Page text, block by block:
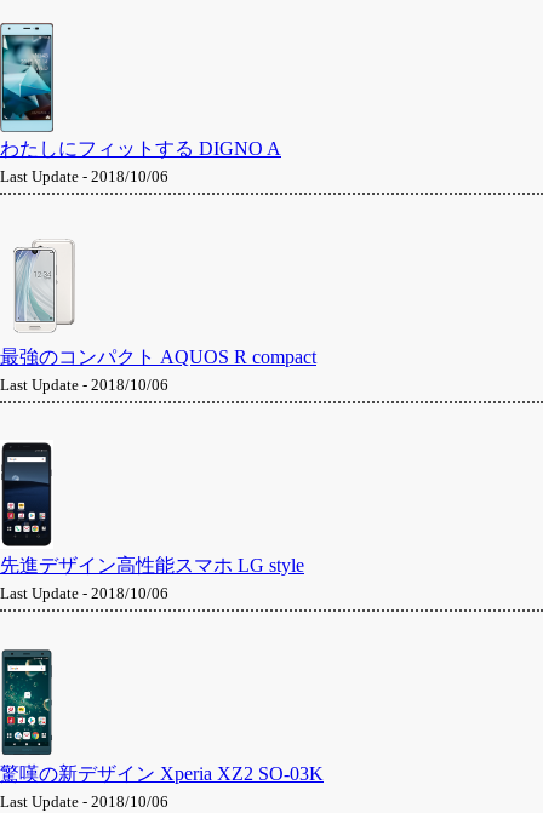
わたしにフィットする DIGNO A
Last Update - 2018/10/06
最強のコンパクト AQUOS R compact
Last Update - 2018/10/06
先進デザイン高性能スマホ LG style
Last Update - 2018/10/06
驚嘆の新デザイン Xperia XZ2 SO-03K
Last Update - 2018/10/06